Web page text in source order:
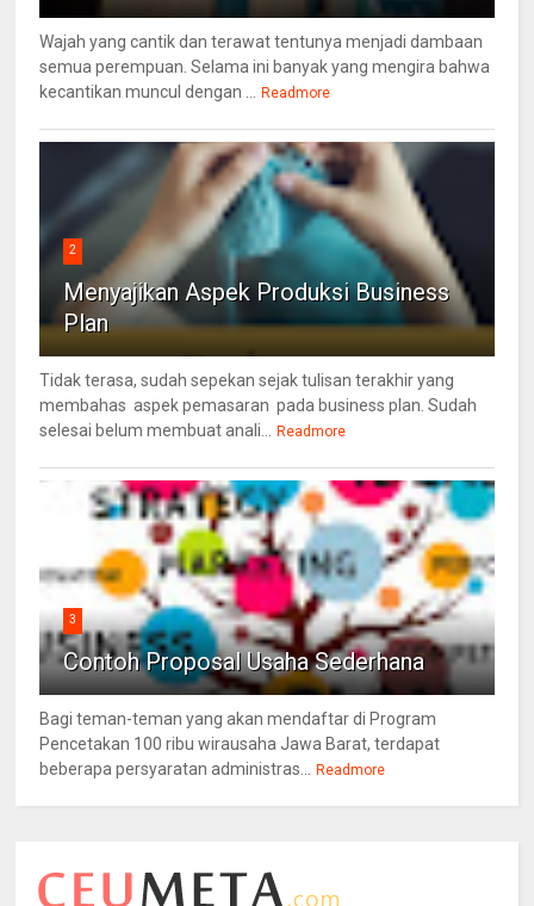
Wajah yang cantik dan terawat tentunya menjadi dambaan
semua perempuan. Selama ini banyak yang mengira bahwa
kecantikan muncul dengan ...
Readmore
2
Menyajikan Aspek Produksi Business
Plan
Tidak terasa, sudah sepekan sejak tulisan terakhir yang
membahas aspek pemasaran pada business plan. Sudah
selesai belum membuat anali...
Readmore
3
Contoh Proposal Usaha Sederhana
Bagi teman-teman yang akan mendaftar di Program
Pencetakan 100 ribu wirausaha Jawa Barat, terdapat
beberapa persyaratan administras...
Readmore